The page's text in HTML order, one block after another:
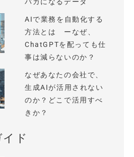
バカになるデータ
AIで業務を自動化する
方法とは ーなぜ、
ChatGPTを配っても仕
事は減らないのか？
なぜあなたの会社で、
生成AIが活用されない
のか？どこで活用すべ
きか？
ド